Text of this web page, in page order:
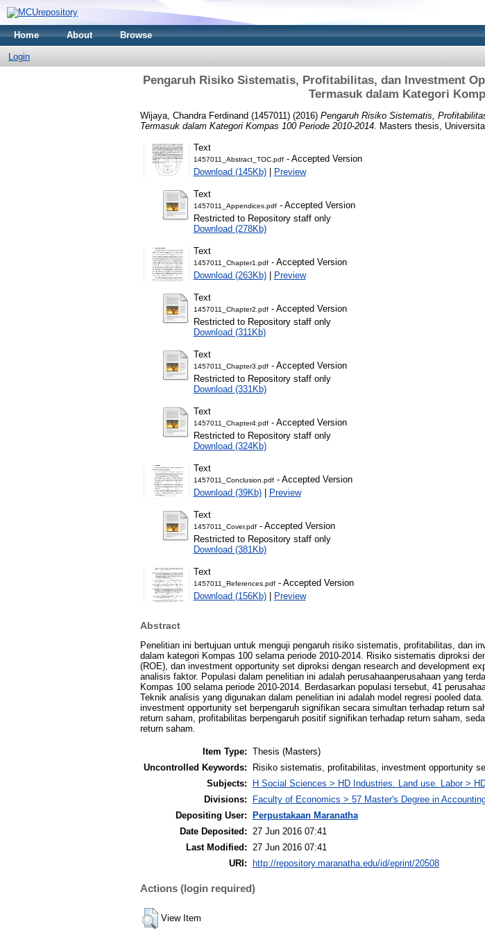
Home About Browse
Login
Pengaruh Risiko Sistematis, Profitabilitas, dan Investment
Termasuk dalam Kategori
Wijaya, Chandra Ferdinand (1457011)(2016) Pengaruh Risiko Sistematis,
Termasuk dalam Kategori Kompas 100 Periode 2010-2014.
Masters thesis,
Text
1457011_Abstract_TOC.pdf- Accepted Version
Download (145Kb)| Preview
Text
1457011_Appendices.pdf- Accepted Version
Restricted to Repository staff only
Download (278Kb)
Text
1457011_Chapter1.pdf- Accepted Version
Download (263Kb)| Preview
Text
1457011_Chapter2.pdf- Accepted Version
Restricted to Repository staff only
Download (311Kb)
Text
1457011_Chapter3.pdf- Accepted Version
Restricted to Repository staff only
Download (331Kb)
Text
1457011_Chapter4.pdf- Accepted Version
Restricted to Repository staff only
Download (324Kb)
Text
1457011_Conclusion.pdf- Accepted Version
Download (39Kb)| Preview
Text
1457011_Cover.pdf- Accepted Version
Restricted to Repository staff only
Download (381Kb)
Text
1457011_References.pdf- Accepted Version
Download (156Kb)| Preview
Abstract
Penelitian ini bertujuan untuk menguji pengaruh risiko sistematis, profitabilitas, dan
dalam kategori Kompas 100 selama periode 2010-2014. Risiko sistematis diproksi
(ROE), dan investment opportunity set diproksi dengan research and development
analisis faktor. Populasi dalam penelitian ini adalah perusahaanperusahaan yang
Kompas 100 selama periode 2010-2014. Berdasarkan populasi tersebut, 41
Teknik analisis yang digunakan dalam penelitian ini adalah model regresi pooled
investment opportunity set berpengaruh signifikan secara simultan terhadap return
return saham, profitabilitas berpengaruh positif signifikan terhadap return saham,
return saham.
Item Type: Thesis (Masters)
Uncontrolled Keywords:
Risiko sistematis, profitabilitas, investment opportunity
Subjects:
H Social Sciences > HD Industries. Land use. Labor >
Divisions:
Faculty of Economics > 57 Master's Degree in
Depositing User:
Perpustakaan Maranatha
Date Deposited:
27 Jun 2016 07:41
Last Modified:
27 Jun 2016 07:41
URI:
http://repository.maranatha.edu/id/eprint/20508
Actions (login required)
View Item